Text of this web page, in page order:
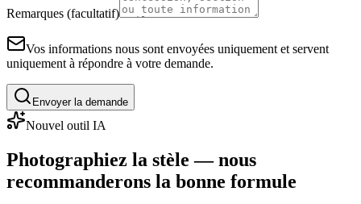
Remarques (facultatif)
Vos informations nous sont envoyées uniquement et servent
uniquement à répondre à votre demande.
Envoyer la demande
Nouvel outil IA
Photographiez la stèle — nous
recommanderons la bonne formule